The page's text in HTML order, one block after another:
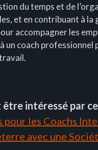
du temps et de
et en contribuant à la
accompagner les
un coach
intéressé par
pour les Coachs
avec une